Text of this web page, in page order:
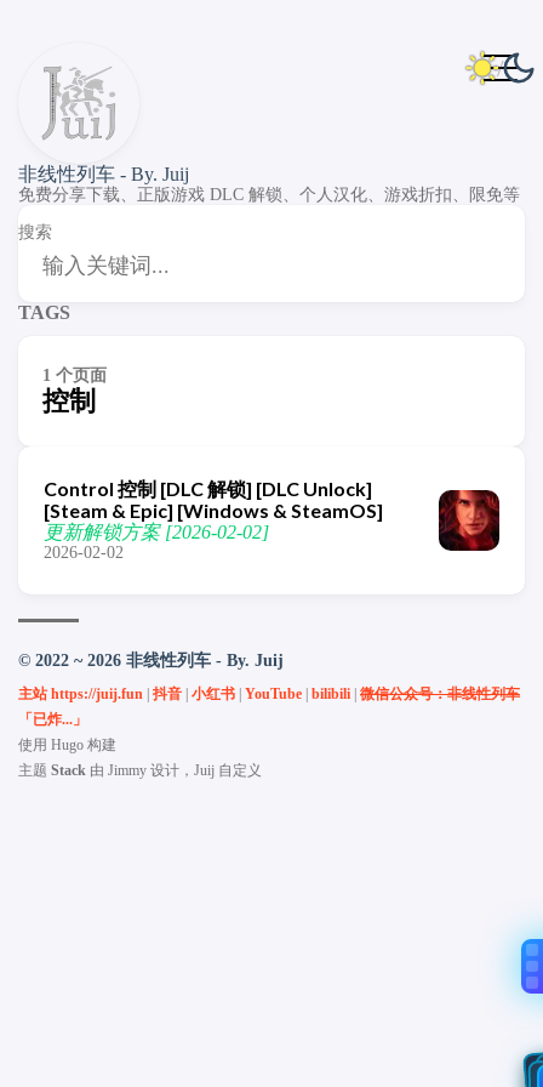
非线性列车 - By. Juij
免费分享下载、正版游戏 DLC 解锁、个人汉化、游戏折扣、限免等
搜索
TAGS
1 个页面
控制
Control 控制 [DLC 解锁] [DLC Unlock]
[Steam & Epic] [Windows & SteamOS]
更新解锁方案 [2026-02-02]
2026-02-02
© 2022 ~ 2026 非线性列车 - By. Juij
主站 https://juij.fun 抖音 小红书 YouTube bilibili 微信公众号：非线性列车
「已炸...」
使用 Hugo 构建
主题 Stack 由 Jimmy 设计，Juij 自定义